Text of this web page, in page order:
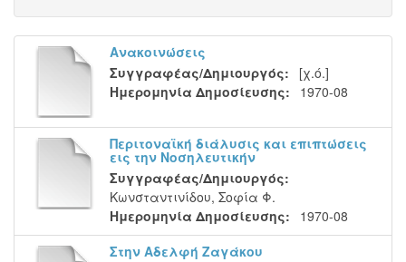
Ανακοινώσεις
Συγγραφέας/Δημιουργός:
[χ.ό.]
Ημερομηνία Δημοσίευσης:
1970-08
Περιτοναϊκή διάλυσις και επιπτώσεις
εις την Νοσηλευτικήν
Συγγραφέας/Δημιουργός:
Κωνσταντινίδου, Σοφία Φ.
Ημερομηνία Δημοσίευσης:
1970-08
Στην Αδελφή Ζαγάκου